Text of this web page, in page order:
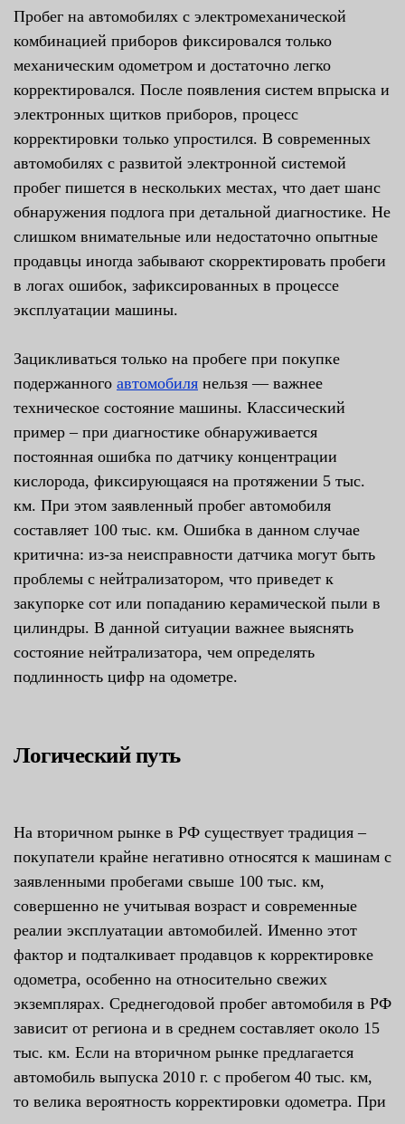
Пробег на автомобилях с электромеханической
комбинацией приборов фиксировался только
механическим одометром и достаточно легко
корректировался. После появления систем впрыска и
электронных щитков приборов, процесс
корректировки только упростился. В современных
автомобилях с развитой электронной системой
пробег пишется в нескольких местах, что дает шанс
обнаружения подлога при детальной диагностике. Не
слишком внимательные или недостаточно опытные
продавцы иногда забывают скорректировать пробеги
в логах ошибок, зафиксированных в процессе
эксплуатации машины.
Зацикливаться только на пробеге при покупке
подержанного автомобиля нельзя — важнее
техническое состояние машины. Классический
пример – при диагностике обнаруживается
постоянная ошибка по датчику концентрации
кислорода, фиксирующаяся на протяжении 5 тыс.
км. При этом заявленный пробег автомобиля
составляет 100 тыс. км. Ошибка в данном случае
критична: из-за неисправности датчика могут быть
проблемы с нейтрализатором, что приведет к
закупорке сот или попаданию керамической пыли в
цилиндры. В данной ситуации важнее выяснять
состояние нейтрализатора, чем определять
подлинность цифр на одометре.
Логический путь
На вторичном рынке в РФ существует традиция –
покупатели крайне негативно относятся к машинам с
заявленными пробегами свыше 100 тыс. км,
совершенно не учитывая возраст и современные
реалии эксплуатации автомобилей. Именно этот
фактор и подталкивает продавцов к корректировке
одометра, особенно на относительно свежих
экземплярах. Среднегодовой пробег автомобиля в РФ
зависит от региона и в среднем составляет около 15
тыс. км. Если на вторичном рынке предлагается
автомобиль выпуска 2010 г. с пробегом 40 тыс. км,
то велика вероятность корректировки одометра. При